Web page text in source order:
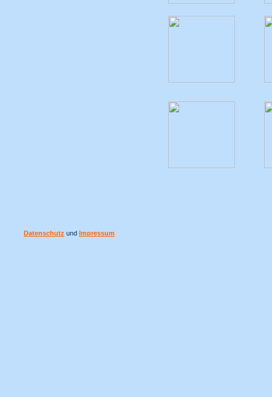
Datenschutz und Impressum